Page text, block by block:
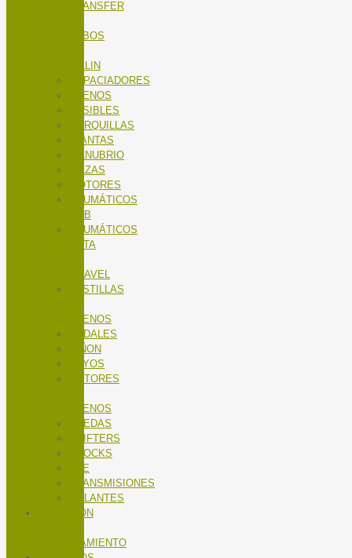
TRANSFER
TUBOS
SILLIN
ESPACIADORES
FRENOS
FUSIBLES
HORQUILLAS
LLANTAS
MANUBRIO
MAZAS
MOTORES
NEUMÁTICOS
MTB
NEUMÁTICOS
RUTA
GRAVEL
PASTILLAS
FRENOS
PEDALES
PIÑON
RAYOS
ROTORES
FRENOS
RUEDAS
SHIFTERS
SHOCKS
TEE
TRANSMISIONES
VOLANTES
NUTRICIÓN
ENTRENAMIENTO